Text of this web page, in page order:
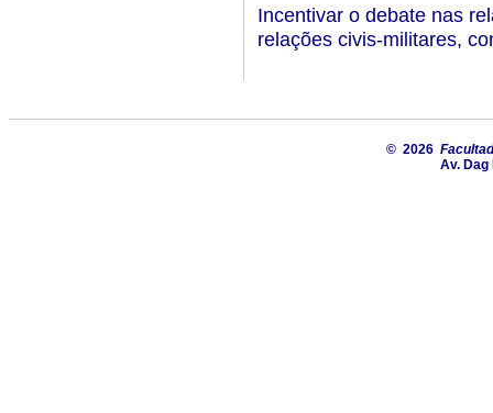
Incentivar o debate nas
relações civis-militares,
© 2026
Av.